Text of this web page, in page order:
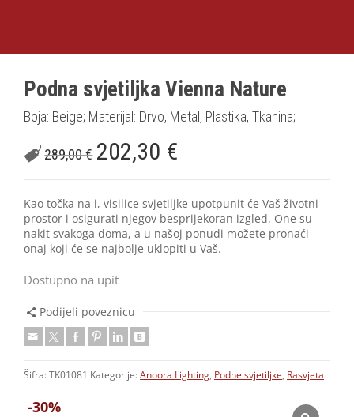
-30%
Podna svjetiljka Vienna Nature
Boja: Beige; Materijal: Drvo, Metal, Plastika, Tkanina;
289,00€ 202,30 €
Kao točka na i, visilice svjetiljke upotpunit će Vaš životni
prostor i osigurati njegov besprijekoran izgled. One su
nakit svakoga doma, a u našoj ponudi možete pronaći
onaj koji će se najbolje uklopiti u Vaš.
Dostupno na upit
Podijeli poveznicu
Šifra: TK01081 Kategorije: Anoora Lighting Podne svjetiljke Rasvjeta